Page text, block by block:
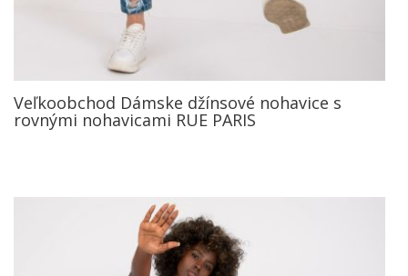
Veľkoobchod Dámske džínsové nohavice s
rovnými nohavicami RUE PARIS